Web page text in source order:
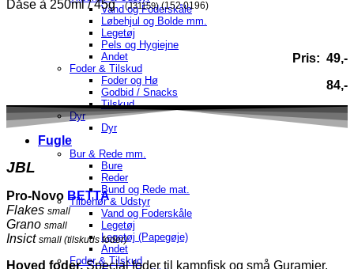
Vand og Foderskåle
Løbehjul og Bolde mm.
Legetøj
Pels og Hygiejne
Andet
Foder & Tilskud
Foder og Hø
Godbid / Snacks
Tilskud
Dyr
Dyr
Fugle
Bur & Rede mm.
Bure
Reder
Bund og Rede mat.
Tilbehør & Udstyr
Vand og Foderskåle
Legetøj
Legetøj (Papegøje)
Andet
Foder & Tilskud
Dåse à 250ml / 45g(J31159)(152.0196)
Pris: 49,-
84,-
JBL
Pro-Novo BETTA
Flakes small
Grano small
Insict small (tilskuds foder)
Hoved foder.Special foder til kampfisk og små Guramier.